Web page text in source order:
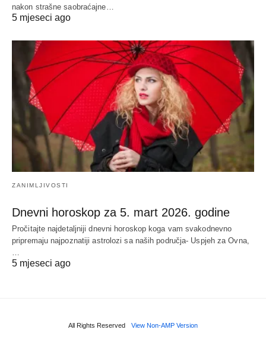
nakon strašne saobraćajne…
5 mjeseci ago
ZANIMLJIVOSTI
Dnevni horoskop za 5. mart 2026. godine
Pročitajte najdetaljniji dnevni horoskop koga vam svakodnevno
pripremaju najpoznatiji astrolozi sa naših područja- Uspjeh za Ovna,
…
5 mjeseci ago
All Rights Reserved View Non-AMP Version